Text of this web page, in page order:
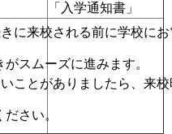
「入学通知書」
に来校される前に学校に
スムーズに進みます。
ことがありましたら、来
さい。